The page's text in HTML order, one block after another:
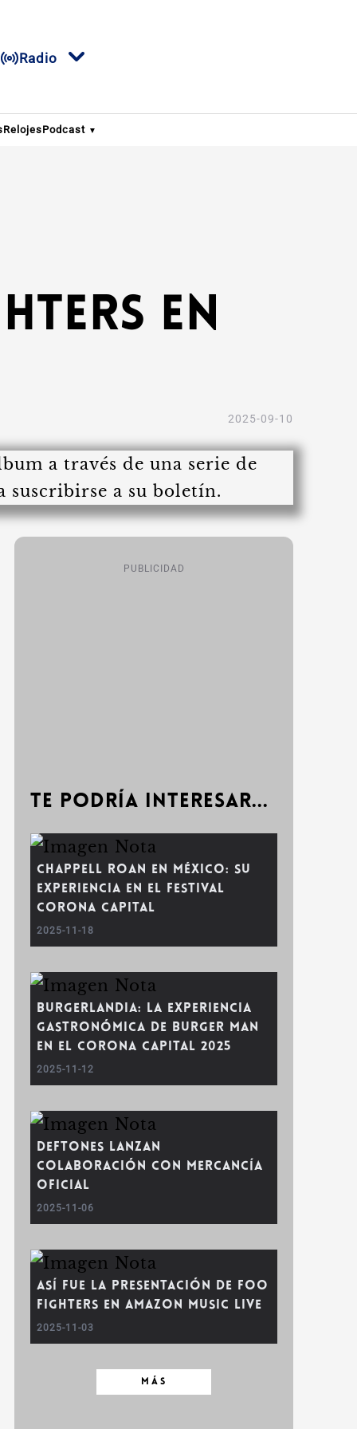
Radio
RelojesPodcast
en
2025-09-10
PUBLICIDAD
Te podría interesar...
Chappell Roan en México: Su
experiencia en el Festival
Corona Capital
2025-11-18
Burgerlandia: la experiencia
gastronómica de Burger Man
en el Corona Capital 2025
2025-11-12
Deftones lanzan
colaboración con mercancía
oficial
2025-11-06
Así fue la Presentación de Foo
Fighters en Amazon Music Live
2025-11-03
MÁS